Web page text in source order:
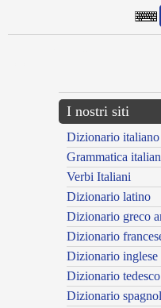
I nostri siti
Dizionario italiano
Grammatica
Verbi Italiani
Dizionario latino
Dizionario greco
Dizionario
Dizionario inglese
Dizionario tedesco
Dizionario